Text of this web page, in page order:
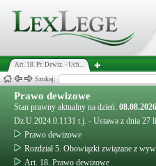
Art. 18. Pr. Dewiz. - Uch...
Szukaj:
Prawo dewizowe
Stan prawny aktualny na dzień: 08.08.2026
Dz.U.2024.0.1131 t.j. - Ustawa z dnia 27
Prawo dewizowe
Rozdział 5. Obowiązki związane z
Art. 18. Prawo dewizowe